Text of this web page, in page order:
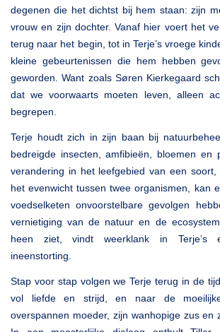
degenen die het dichtst bij hem staan: zijn
vrouw en zijn dochter. Vanaf hier voert het
terug naar het begin, tot in Terje’s vroege
kleine gebeurtenissen die hem hebben
geworden. Want zoals Søren Kierkegaard
dat we voorwaarts moeten leven, alleen
begrepen.
Terje houdt zich in zijn baan bij
bedreigde insecten, amfibieën, bloemen en
verandering in het leefgebied van een soort,
het evenwicht tussen twee organismen, kan
voedselketen onvoorstelbare gevolgen
vernietiging van de natuur en de
heen ziet, vindt weerklank in Terje’s
ineenstorting.
Stap voor stap volgen we Terje terug in de
vol liefde en strijd, en naar de
overspannen moeder, zijn wanhopige zus en